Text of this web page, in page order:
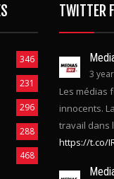
346
231
296
288
468
Les médias
innocents.
travail dans
https://t.co/